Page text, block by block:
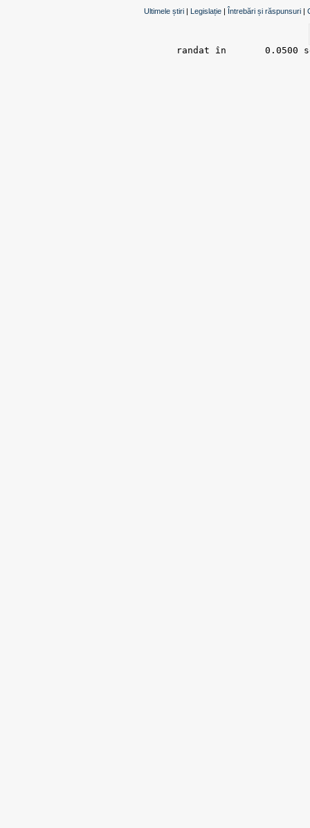
Ultimele știri | Legislație | Întrebări și răspunsuri |
randat în